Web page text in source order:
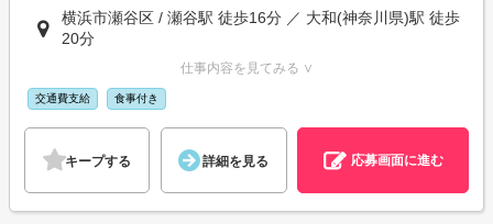
横浜市瀬谷区 / 瀬谷駅 徒歩16分 ／ 大和(神奈川県)駅 徒歩
20分
仕事内容を見てみる ∨
交通費支給 食事付き
キープする 詳細を見る 応募画面に進む